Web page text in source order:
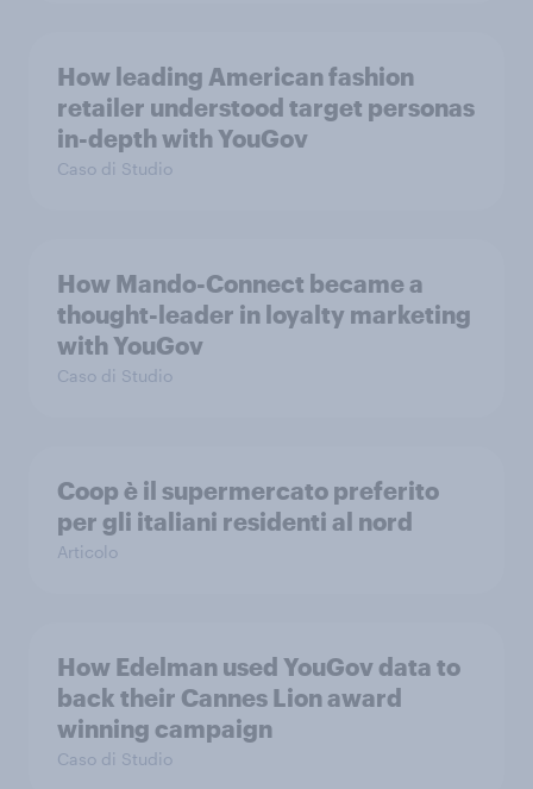
How leading American fashion
retailer understood target personas
in-depth with YouGov
Caso di Studio
How Mando-Connect became a
thought-leader in loyalty marketing
with YouGov
Caso di Studio
Coop è il supermercato preferito
per gli italiani residenti al nord
Articolo
How Edelman used YouGov data to
back their Cannes Lion award
winning campaign
Caso di Studio